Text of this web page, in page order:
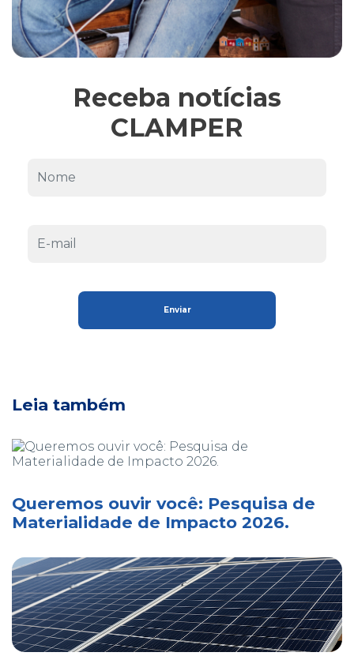
Receba notícias
CLAMPER
Leia também
Queremos ouvir você: Pesquisa de
Materialidade de Impacto 2026.